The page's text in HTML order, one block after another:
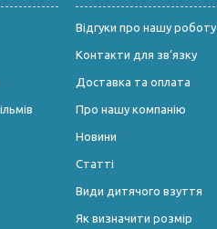
Відгуки про нашу роботу
Контакти для зв’язку
Доставка та оплата
Про нашу компанію
Новини
Статті
Види дитячого взуття
Як визначити розмір